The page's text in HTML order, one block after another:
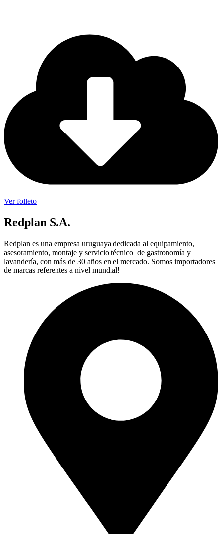
Ver folleto
Redplan S.A.
Redplan es una empresa uruguaya dedicada al equipamiento,
asesoramiento, montaje y servicio técnico de gastronomía y
lavandería, con más de 30 años en el mercado. Somos importadores
de marcas referentes a nivel mundial!